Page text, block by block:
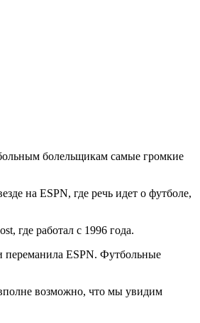
болельщикам самые громкие
на ЕSPN, где речь идет о футболе,
где работал с 1996 года.
переманила ESPN. Футбольные
возможно, что мы увидим